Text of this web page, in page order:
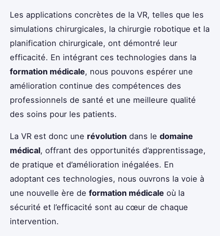
Les applications concrètes de la VR, telles que les
simulations chirurgicales, la chirurgie robotique et la
planification chirurgicale, ont démontré leur
efficacité. En intégrant ces technologies dans la
formation médicale, nous pouvons espérer une
amélioration continue des compétences des
professionnels de santé et une meilleure qualité
des soins pour les patients.
La VR est donc une révolution dans le domaine
médical, offrant des opportunités d’apprentissage,
de pratique et d’amélioration inégalées. En
adoptant ces technologies, nous ouvrons la voie à
une nouvelle ère de formation médicale où la
sécurité et l’efficacité sont au cœur de chaque
intervention.